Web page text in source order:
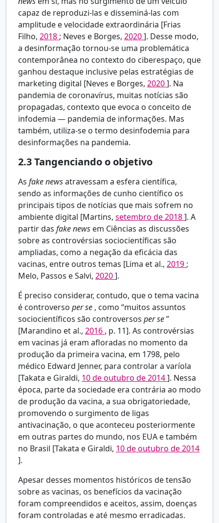
capaz de reproduzi-las e disseminá-las com
amplitude e velocidade extraordinária [Frias
Filho, 2018; Neves e Borges, 2020]. Desse modo,
a desinformação tornou-se uma problemática
contemporânea no contexto do ciberespaço, que
ganhou destaque inclusive pelas estratégias de
marketing digital [Neves e Borges, 2020]. Na
pandemia de coronavírus, muitas notícias são
propagadas, contexto que evoca o conceito de
infodemia — pandemia de informações. Mas
também, utiliza-se o termo desinfodemia para
desinformações na pandemia.
2.3Tangenciando o objetivo
As fake newsatravessam a esfera científica,
sendo as informações de cunho científico os
principais tipos de notícias que mais sofrem no
ambiente digital [Martins, setembro de 2018]. A
partir das fake news em Ciências as discussões
sobre as controvérsias sociocientíficas são
ampliadas, como a negação da eficácia das
vacinas, entre outros temas [Lima et al., 2019;
Melo, Passos e Salvi, 2020].
É preciso considerar, contudo, que o tema vacina
é controverso per se , como “muitos assuntos
sociocientíficos são controversos per se”
[Marandino et al., 2016 , p. 11]. As controvérsias
em vacinas já eram afloradas no momento da
produção da primeira vacina, em 1798, pelo
médico Edward Jenner, para controlar a varíola
[Takata e Giraldi, 10 de outubro de 2014]. Nessa
época, parte da sociedade era contrária ao modo
de produção da vacina, a sua obrigatoriedade,
promovendo o surgimento de ligas
antivacinação, o que aconteceu posteriormente
em outras partes do mundo, nos EUA e também
no Brasil [Takata e Giraldi, 10 de outubro de 2014
].
Apesar desses momentos históricos de tensão
sobre as vacinas, os benefícios da vacinação
foram compreendidos e aceitos, assim, doenças
foram controladas e até mesmo erradicadas.